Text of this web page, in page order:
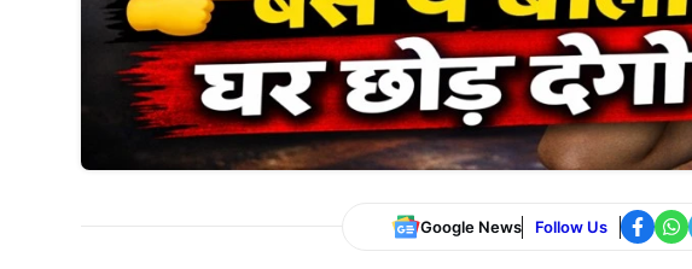
Google News Follow Us